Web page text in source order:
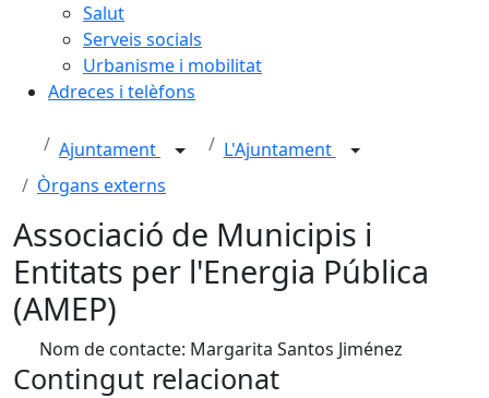
Salut
Serveis socials
Urbanisme i mobilitat
Adreces i telèfons
Ajuntament
L'Ajuntament
Òrgans externs
Associació de Municipis i
Entitats per l'Energia Pública
(AMEP)
Nom de contacte: Margarita Santos Jiménez
Contingut relacionat